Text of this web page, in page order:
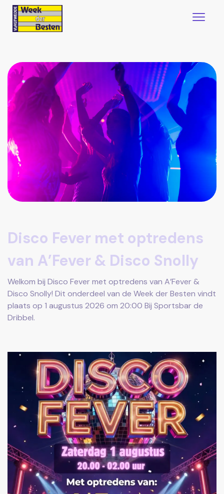
Disco Fever met optredens
van A’Fever & Disco Snolly
Welkom bij Disco Fever met optredens van A’Fever &
Disco Snolly! Dit onderdeel van de Week der Besten vindt
plaats op 1 augustus 2026 om 20:00 Bij Sportsbar de
Dribbel.